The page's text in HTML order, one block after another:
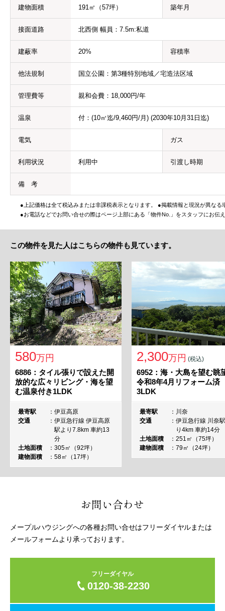
建物面積 191㎡（57坪） 築年月
接面道路 北西側 幅員：7.5m:私道
建蔽率 20% 容積率
他法規制 国立公園：第3種特別地域／宅造法区域
管理費等 親和会費：18,000円/年
温泉 付：(10㎥迄/9,460円/月) (2030年10月31日迄)
電気 ガス
利用状況 利用中 引渡し時期
備 考
●上記価格は全て税込みまたは非課税表示となります。 ●掲載情報と現況が異なる
●お電話などでお問い合せの際はページ上部にある「物件No.」をスタッフにお伝
この物件を見た人はこちらの物件も見ています。
580万円
6886：タイル張りで設えた開
放的な広々リビング・海を望
む温泉付き1LDK
最寄駅
伊豆高原
交通
伊豆急行線 伊豆高原
駅より7.8km 車約13
分
土地面積
305㎡（92坪）
建物面積
58㎡（17坪）
2,300万円 (税込)
6952：海・大島を望む
令和8年4月リフォーム済
3LDK
最寄駅
川奈
交通
伊豆急行線 川奈
り4km 車約14分
土地面積
251㎡（75坪）
建物面積
79㎡（24坪）
お問い合わせ
メープルハウジングへの各種お問い合せはフリーダイヤルまたは
メールフォームより承っております。
フリーダイヤル
0120-38-2230